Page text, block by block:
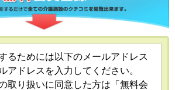
るためには以下のメールアドレス
アドレスを入力してください。
取り扱いに同意した方は「無料会